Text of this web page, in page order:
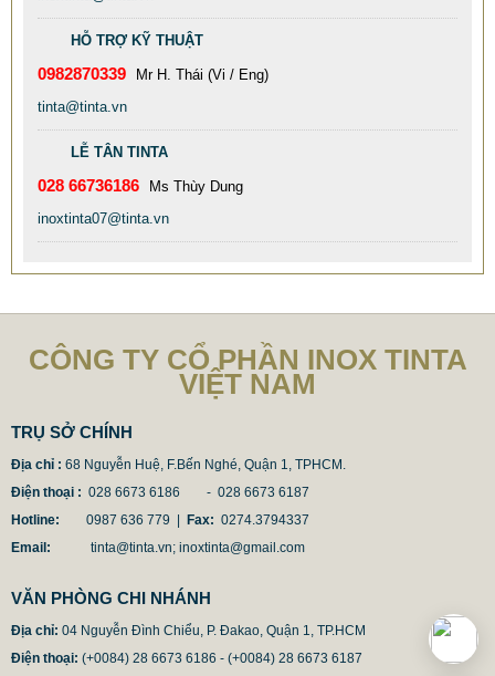
CỘT CỜ INOX CAO CẤP. COT CO INOX CHAT LUONG
HỖ TRỢ KỸ THUẬT
0982870339
Mr H. Thái (Vi / Eng)
tinta@tinta.vn
LỄ TÂN TINTA
028 66736186
Ms Thùy Dung
inoxtinta07@tinta.vn
CÔNG TY CỔ PHẦN INOX TINTA
VIỆT NAM
TRỤ SỞ CHÍNH
Địa chỉ : 68 Nguyễn Huệ, F.Bến Nghé, Quận 1, TPHCM.
Điện thoại : 028 6673 6186 - 028 6673 6187
Hotline: 0987 636 779 | Fax: 0274.3794337
Email:
tinta@tinta.vn; inoxtinta@gmail.com
VĂN PHÒNG CHI NHÁNH
Địa chỉ: 04 Nguyễn Đình Chiểu, P. Đakao, Quận 1, TP.HCM
Điện thoại: (+0084) 28 6673 6186 - (+0084) 28 6673 6187